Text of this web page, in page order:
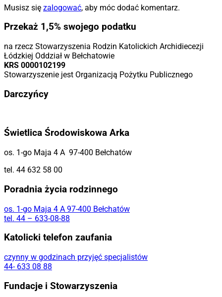
Musisz się zalogować, aby móc dodać komentarz.
Przekaż 1,5% swojego podatku
na rzecz Stowarzyszenia Rodzin Katolickich Archidiecezji
Łódzkiej Oddział w Bełchatowie
KRS 0000102199
Stowarzyszenie jest Organizacją Pożytku Publicznego
Darczyńcy
Świetlica Środowiskowa Arka
os. 1-go Maja 4 A 97-400 Bełchatów
tel. 44 632 58 00
Poradnia życia rodzinnego
os. 1-go Maja 4 A 97-400 Bełchatów
tel. 44 – 633-08-88
Katolicki telefon zaufania
czynny w godzinach przyjęć specjalistów
44- 633 08 88
Fundacje i Stowarzyszenia